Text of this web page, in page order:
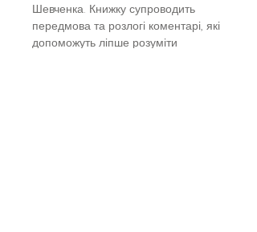
Шевченка. Книжку супроводить
передмова та розлогі коментарі, які
допоможуть ліпше розуміти